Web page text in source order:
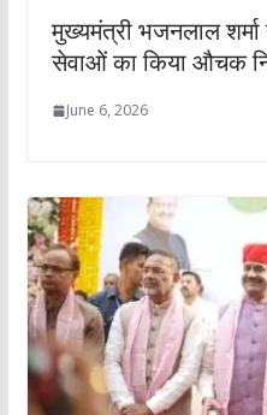
मुख्यमंत्री भजनलाल
सेवाओं का किया औचक
June 6, 2026